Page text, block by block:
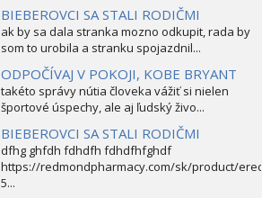
BIEBEROVCI SA STALI RODIČMI
ak by sa dala stranka mozno odkupit, rada by
som to urobila a stranku spojazdnil...
ODPOČÍVAJ V POKOJI, KOBE BRYANT
takéto správy nútia človeka vážiť si nielen
športové úspechy, ale aj ľudský živo...
BIEBEROVCI SA STALI RODIČMI
dfhg ghfdh fdhdfh fdhdfhfghdf
https://redmondpharmacy.com/sk/product/
5...